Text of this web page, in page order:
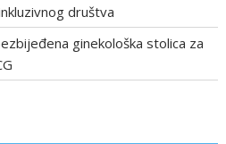
društva
ginekološka stolica za